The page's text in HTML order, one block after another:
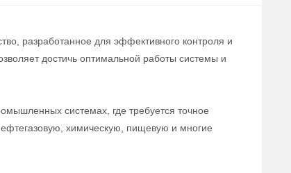
разработанное для эффективного контроля и
достичь оптимальной работы системы и
системах, где требуется точное
химическую, пищевую и многие